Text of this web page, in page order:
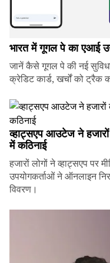
भारत में गूगल पे का एआई
जानें कैसे गूगल पे की नई
क्रेडिट कार्ड, खर्चों को ट्रैक
व्हाट्सएप आउटेज ने हजारों
में कठिनाई
हजारों लोगों ने व्हाट्सएप पर
उपयोगकर्ताओं ने ऑनलाइन
विवरण।